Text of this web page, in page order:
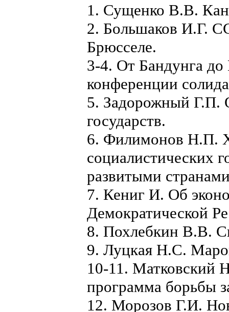
1. Сущенко В.В.
2. Большаков И.Г.
Брюсселе.
3-4. От Бандунга до
конференции
5. Задорожный Г.П.
государств.
6. Филимонов Н.П.
социалистических
развитыми
7. Кениг И. Об
Демократической
8. Похлебкин В.В.
9. Луцкая Н.С.
10-11. Матковский
программа борьбы
12. Морозов Г.И.